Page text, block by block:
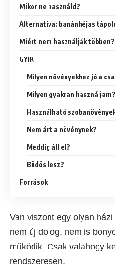
Mikor ne használd?
Alternatíva: banánhéjas
Miért nem használják többen?
GYIK
Milyen növényekhez jó a
Milyen gyakran használjam?
Használható
Nem árt a növénynek?
Meddig áll el?
Büdös lesz?
Források
Van viszont egy olyan
nem új dolog, nem is
működik. Csak valahogy
rendszeresen.